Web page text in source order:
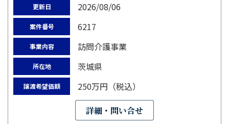
更新日 2026/08/06
案件番号 6217
事業内容 訪問介護事業
所在地 茨城県
譲渡希望価額 250万円（税込）
詳細・問い合せ